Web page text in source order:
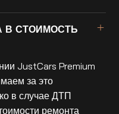
В СТОИМОСТЬ
JustCars Premium
за это
в случае ДТП
ремонта